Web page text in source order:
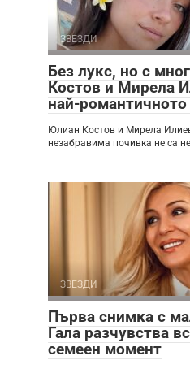
ЗВЕЗДИ
Без лукс, но с
Костов и Мирела
най-романтичното
Юлиан Костов и Мирела
незабравима почивка не са
ЗВЕЗДИ
Първа снимка с
Гала разчувства
семеен момент